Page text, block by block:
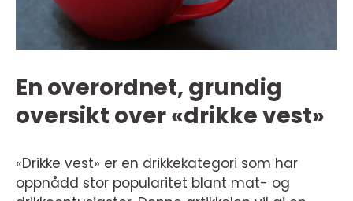
En overordnet, grundig
oversikt over «drikke vest»
«Drikke vest» er en drikkekategori som har
oppnådd stor popularitet blant mat- og